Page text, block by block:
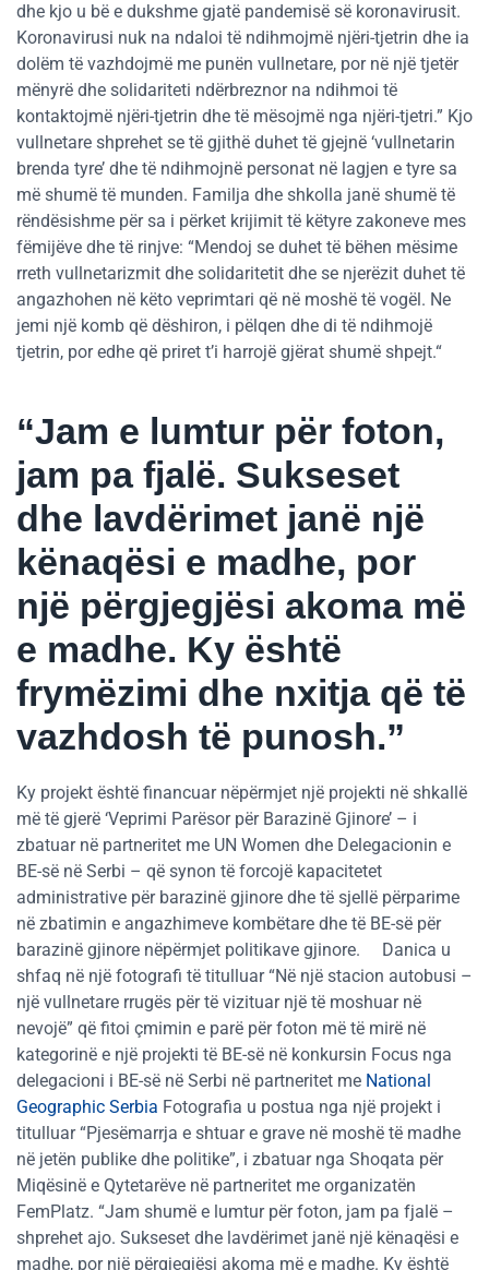
dhe kjo u bë e dukshme gjatë pandemisë së koronavirusit.
Koronavirusi nuk na ndaloi të ndihmojmë njëri-tjetrin dhe ia
dolëm të vazhdojmë me punën vullnetare, por në një tjetër
mënyrë dhe solidariteti ndërbreznor na ndihmoi të
kontaktojmë njëri-tjetrin dhe të mësojmë nga njëri-tjetri.” Kjo
vullnetare shprehet se të gjithë duhet të gjejnë ‘vullnetarin
brenda tyre’ dhe të ndihmojnë personat në lagjen e tyre sa
më shumë të munden. Familja dhe shkolla janë shumë të
rëndësishme për sa i përket krijimit të këtyre zakoneve mes
fëmijëve dhe të rinjve: “Mendoj se duhet të bëhen mësime
rreth vullnetarizmit dhe solidaritetit dhe se njerëzit duhet të
angazhohen në këto veprimtari që në moshë të vogël. Ne
jemi një komb që dëshiron, i pëlqen dhe di të ndihmojë
tjetrin, por edhe që priret t’i harrojë gjërat shumë shpejt.“
“Jam e lumtur për foton,
jam pa fjalë. Sukseset
dhe lavdërimet janë një
kënaqësi e madhe, por
një përgjegjësi akoma më
e madhe. Ky është
frymëzimi dhe nxitja që të
vazhdosh të punosh.”
Ky projekt është financuar nëpërmjet një projekti në shkallë
më të gjerë ‘Veprimi Parësor për Barazinë Gjinore’ – i
zbatuar në partneritet me UN Women dhe Delegacionin e
BE-së në Serbi – që synon të forcojë kapacitetet
administrative për barazinë gjinore dhe të sjellë përparime
në zbatimin e angazhimeve kombëtare dhe të BE-së për
barazinë gjinore nëpërmjet politikave gjinore.
Danica u
shfaq në një fotografi të titulluar “Në një stacion autobusi –
një vullnetare rrugës për të vizituar një të moshuar në
nevojë” që fitoi çmimin e parë për foton më të mirë në
kategorinë e një projekti të BE-së në konkursin Focus nga
delegacioni i BE-së në Serbi në partneritet me National
Geographic Serbia Fotografia u postua nga një projekt i
titulluar “Pjesëmarrja e shtuar e grave në moshë të madhe
në jetën publike dhe politike”, i zbatuar nga Shoqata për
Miqësinë e Qytetarëve në partneritet me organizatën
FemPlatz. “Jam shumë e lumtur për foton, jam pa fjalë –
shprehet ajo. Sukseset dhe lavdërimet janë një kënaqësi e
madhe, por një përgjegjësi akoma më e madhe. Ky është